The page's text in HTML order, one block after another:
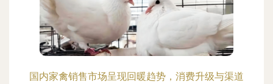
国内家禽销售市场呈现回暖趋势，消费升级与渠道